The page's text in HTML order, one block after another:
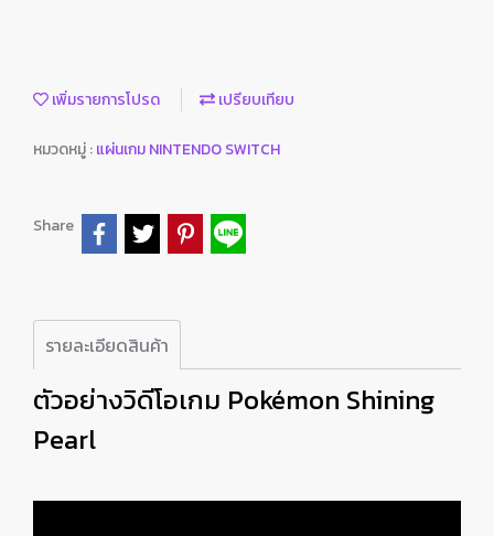
เพิ่มรายการโปรด เปรียบเทียบ
หมวดหมู่ :แผ่นเกม NINTENDO SWITCH
Share
รายละเอียดสินค้า
ตัวอย่างวิดีโอเกม Pokémon Shining
Pearl